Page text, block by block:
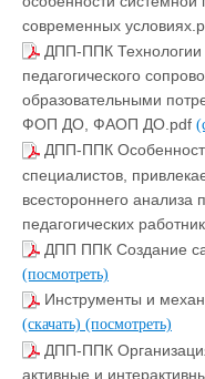
современных
ДПП-ППК Технологии
педагогического
образовательными
ФОП ДО, ФАОП ДО.pdf
ДПП-ППК
специалистов,
всестороннего анализа
педагогических
ДПП ППК Создание
(посмотреть)
Инструменты и
(скачать) (посмотреть)
ДПП-ППК
активные и